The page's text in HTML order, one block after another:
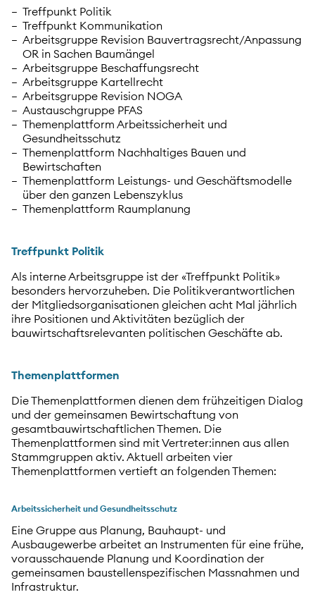
Treffpunkt Politik
Treffpunkt Kommunikation
Arbeitsgruppe Revision Bauvertragsrecht/Anpassung
OR in Sachen Baumängel
Arbeitsgruppe Beschaffungsrecht
Arbeitsgruppe Kartellrecht
Arbeitsgruppe Revision NOGA
Austauschgruppe PFAS
Themenplattform Arbeitssicherheit und
Gesundheitsschutz
Themenplattform Nachhaltiges Bauen und
Bewirtschaften
Themenplattform Leistungs- und Geschäftsmodelle
über den ganzen Lebenszyklus
Themenplattform Raumplanung
Treffpunkt Politik
Als interne Arbeitsgruppe ist der «Treffpunkt Politik»
besonders hervorzuheben. Die Politikverantwortlichen
der Mitgliedsorganisationen gleichen acht Mal jährlich
ihre Positionen und Aktivitäten bezüglich der
bauwirtschaftsrelevanten politischen Geschäfte ab.
Themenplattformen
Die Themenplattformen dienen dem frühzeitigen Dialog
und der gemeinsamen Bewirtschaftung von
gesamtbauwirtschaftlichen Themen. Die
Themenplattformen sind mit Vertreter:innen aus allen
Stammgruppen aktiv. Aktuell arbeiten vier
Themenplattformen vertieft an folgenden Themen:
Arbeitssicherheit und Gesundheitsschutz
Eine Gruppe aus Planung, Bauhaupt- und
Ausbaugewerbe arbeitet an Instrumenten für eine frühe,
vorausschauende Planung und Koordination der
gemeinsamen baustellenspezifischen Massnahmen und
Infrastruktur.